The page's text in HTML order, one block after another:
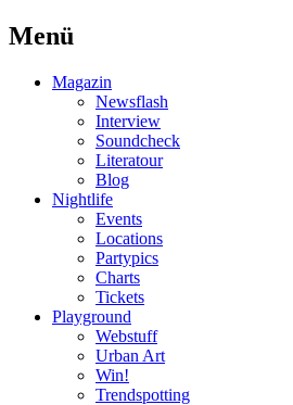
Menü
Magazin
Newsflash
Interview
Soundcheck
Literatour
Blog
Nightlife
Events
Locations
Partypics
Charts
Tickets
Playground
Webstuff
Urban Art
Win!
Trendspotting